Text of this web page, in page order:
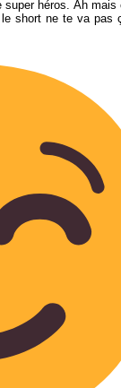
héros. Ah
short ne te va pas
à